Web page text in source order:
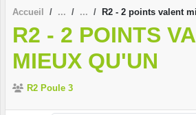
Accueil R2 - 2 points valent
R2 - 2 POINTS
MIEUX QU'UN
R2 Poule 3